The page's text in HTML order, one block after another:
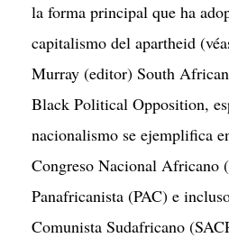
la forma principal que ha
capitalismo del apartheid
Murray (editor) South
Black Political Opposition,
nacionalismo se ejemplifica
Congreso Nacional Africano
Panafricanista (PAC) e
Comunista Sudafricano